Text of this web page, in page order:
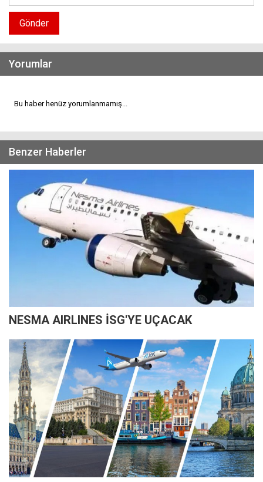
Gönder
Yorumlar
Bu haber henüz yorumlanmamış...
Benzer Haberler
NESMA AIRLINES İSG'YE UÇACAK